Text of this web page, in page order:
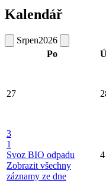
Kalendář
Srpen2026
Po
27
3
1
Svoz BIO odpadu
Zobrazit všechny
záznamy ze dne
4